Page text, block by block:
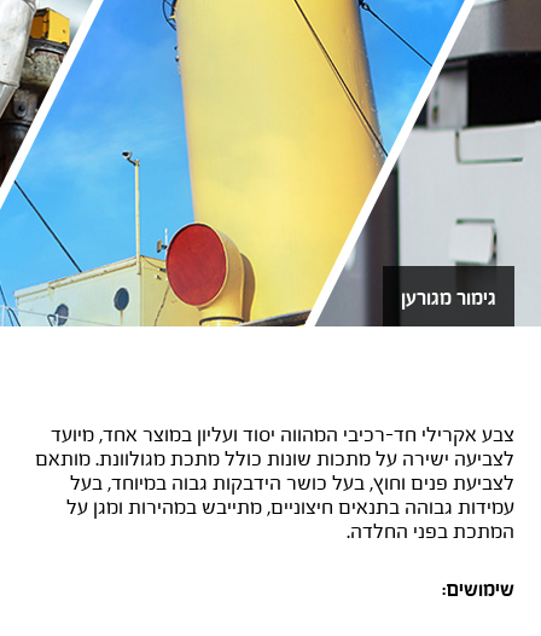
גימור מגורען
צבע אקרילי חד-רכיבי המהווה יסוד ועליון במוצר אחד, מיועד
לצביעה ישירה על מתכות שונות כולל מתכת מגולוונת. מותאם
לצביעת פנים וחוץ, בעל כושר הידבקות גבוה במיוחד, בעל
עמידות גבוהה בתנאים חיצוניים, מתייבש במהירות ומגן על
המתכת בפני החלדה.
שימושים: